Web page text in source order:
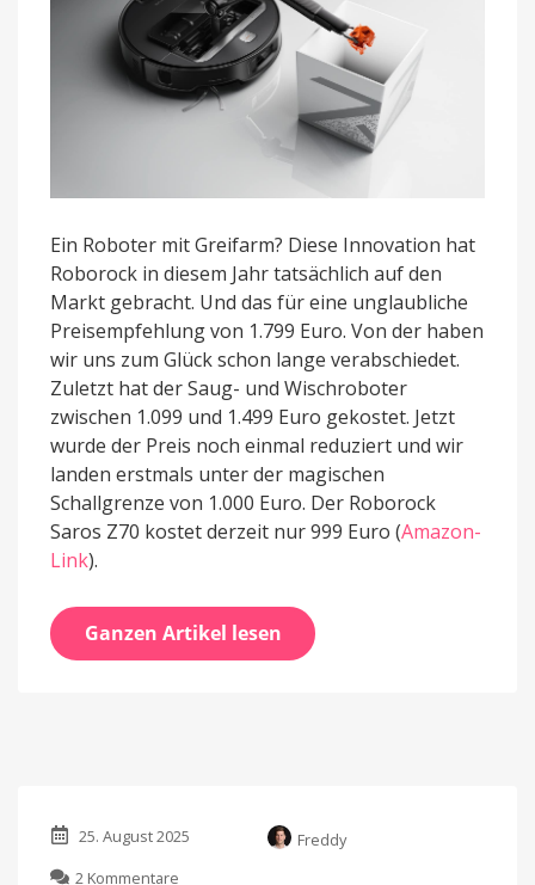
Ein Roboter mit Greifarm? Diese Innovation hat
Roborock in diesem Jahr tatsächlich auf den
Markt gebracht. Und das für eine unglaubliche
Preisempfehlung von 1.799 Euro. Von der haben
wir uns zum Glück schon lange verabschiedet.
Zuletzt hat der Saug- und Wischroboter
zwischen 1.099 und 1.499 Euro gekostet. Jetzt
wurde der Preis noch einmal reduziert und wir
landen erstmals unter der magischen
Schallgrenze von 1.000 Euro. Der Roborock
Saros Z70 kostet derzeit nur 999 Euro (Amazon-
Link).
Ganzen Artikel lesen
25. August 2025
Freddy
2 Kommentare